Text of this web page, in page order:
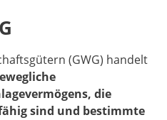
(GWG) handelt
die
sind und bestimmte